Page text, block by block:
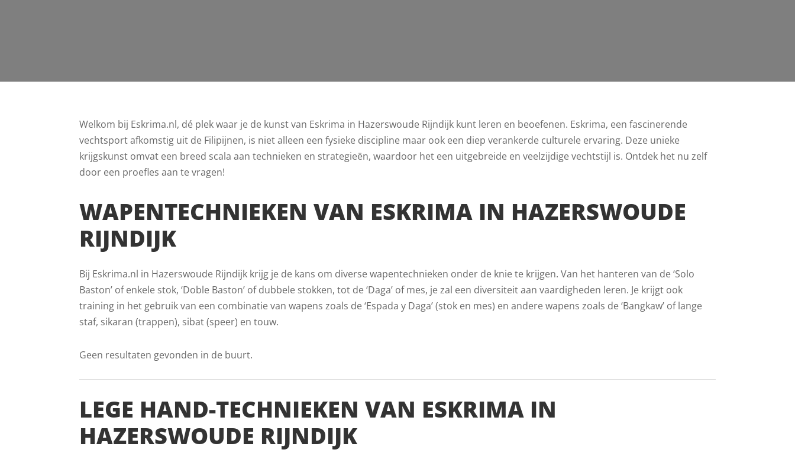
Welkom bij Eskrima.nl, dé plek waar je de kunst van Eskrima in Hazerswoude Rijndijk kunt leren en beoefenen. Eskrima, een fascinerende
vechtsport afkomstig uit de Filipijnen, is niet alleen een fysieke discipline maar ook een diep verankerde culturele ervaring. Deze unieke
krijgskunst omvat een breed scala aan technieken en strategieën, waardoor het een uitgebreide en veelzijdige vechtstijl is. Ontdek het nu zelf
door een proefles aan te vragen!
WAPENTECHNIEKEN VAN ESKRIMA IN HAZERSWOUDE
RIJNDIJK
Bij Eskrima.nl in Hazerswoude Rijndijk krijg je de kans om diverse wapentechnieken onder de knie te krijgen. Van het hanteren van de ‘Solo
Baston’ of enkele stok, ‘Doble Baston’ of dubbele stokken, tot de ‘Daga’ of mes, je zal een diversiteit aan vaardigheden leren. Je krijgt ook
training in het gebruik van een combinatie van wapens zoals de ‘Espada y Daga’ (stok en mes) en andere wapens zoals de ‘Bangkaw’ of lange
staf, sikaran (trappen), sibat (speer) en touw.
Geen resultaten gevonden in de buurt.
LEGE HAND-TECHNIEKEN VAN ESKRIMA IN
HAZERSWOUDE RIJNDIJK